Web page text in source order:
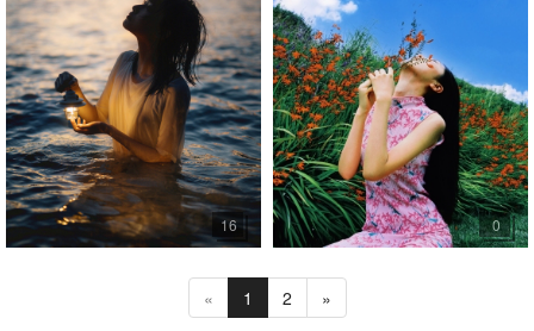
16 0
« 1 2 »